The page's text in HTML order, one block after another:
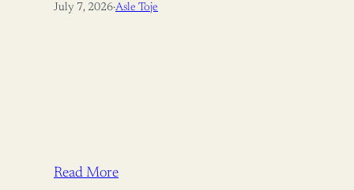
July 7, 2026·Asle Toje
Read More